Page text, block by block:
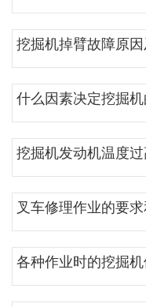
挖掘机掉臂故障原
什么因素决定挖掘
挖掘机发动机温度
叉车修理作业的要
各种作业时的挖掘